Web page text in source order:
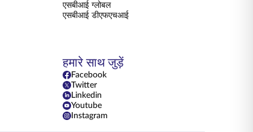
एसबीआई ग्लोबल
एसबीआई डीएफएचआई
हमारे साथ जुड़ें
Facebook
Twitter
Linkedin
Youtube
Instagram